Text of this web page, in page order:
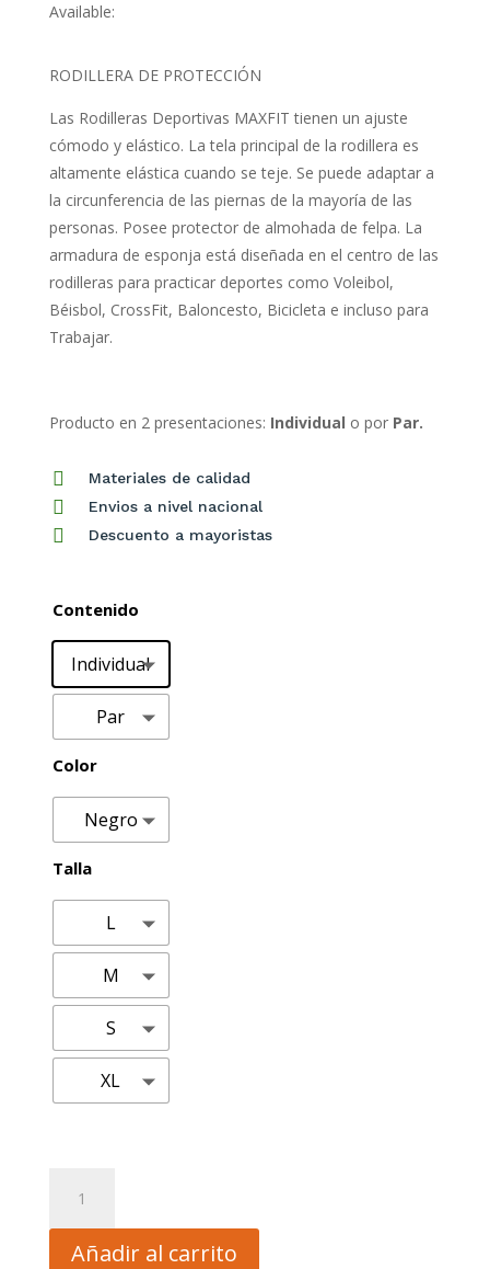
hasta
$429.00
Available:
RODILLERA DE PROTECCIÓN
Las Rodilleras Deportivas MAXFIT tienen un ajuste
cómodo y elástico. La tela principal de la rodillera es
altamente elástica cuando se teje. Se puede adaptar a
la circunferencia de las piernas de la mayoría de las
personas. Posee protector de almohada de felpa. La
armadura de esponja está diseñada en el centro de las
rodilleras para practicar deportes como Voleibol,
Béisbol, CrossFit, Baloncesto, Bicicleta e incluso para
Trabajar.
Producto en 2 presentaciones: Individual o por Par.
 Materiales de calidad
 Envios a nivel nacional
 Descuento a mayoristas
Contenido
Individual
Par
Color
Negro
Talla
L
M
S
XL
protección/Modelo
Añadir al carrito